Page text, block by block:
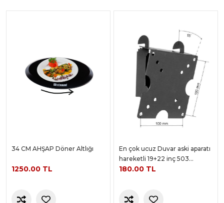
34 CM AHŞAP Döner Altlığı
1250.00 TL
En çok ucuz Duvar aski aparatı
hareketli 19+22 inç 503
MODELİ
180.00 TL